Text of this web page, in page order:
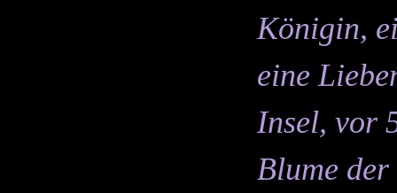
Königin,
eine
Insel, vor
Blume